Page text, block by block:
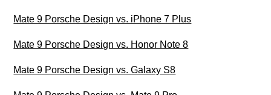
Mate 9 Porsche Design vs. iPhone 7 Plus
Mate 9 Porsche Design vs. Honor Note 8
Mate 9 Porsche Design vs. Galaxy S8